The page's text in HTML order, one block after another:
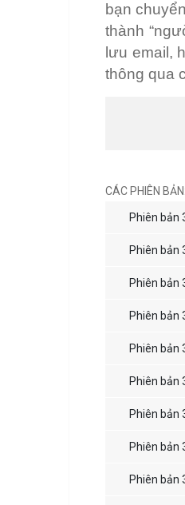
bạn
thành
lưu email,
thông qua
CÁC PHIÊN BẢN:
Phiên bản
Phiên bản
Phiên bản
Phiên bản
Phiên bản
Phiên bản
Phiên bản
Phiên bản
Phiên bản